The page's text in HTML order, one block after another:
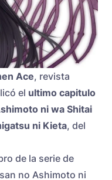
Ace, revista
el ultimo capitulo
ni wa Shitai
ni Kieta, del
de la serie de
no Ashimoto ni